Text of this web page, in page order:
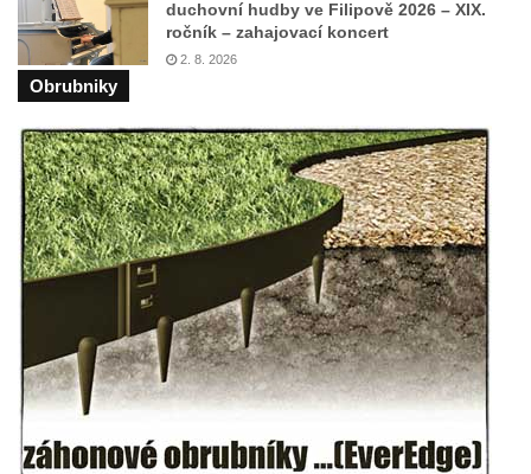
duchovní hudby ve Filipově 2026 – XIX.
ročník – zahajovací koncert
2. 8. 2026
Obrubniky